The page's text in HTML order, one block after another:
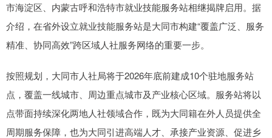
市海淀区、内蒙古呼和浩特市就业技能服务站相继揭牌启用。据
介绍，在省外设立就业技能服务站是大同市构建“覆盖广泛、服务
精准、协同高效”跨区域人社服务网络的重要一步。
按照规划，大同市人社局将于2026年底前建成10个驻地服务站
点，覆盖一线城市、周边重点城市及产业核心区域。服务站将以
点带面持续深化两地人社领域合作，既为大同籍在外人员提供全
周期服务保障，也为大同引进高端人才、承接产业资源、促进乡